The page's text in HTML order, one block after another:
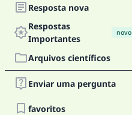
Resposta nova
Respostas
Importantes
novo
Arquivos científicos
Enviar uma pergunta
favoritos